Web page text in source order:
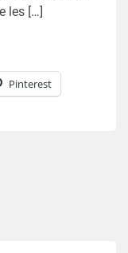
les […]
Pinterest